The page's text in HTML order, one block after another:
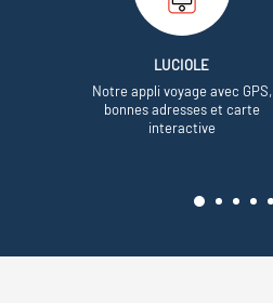
LUCIOLE
Notre appli voyage avec GPS,
bonnes adresses et carte
interactive